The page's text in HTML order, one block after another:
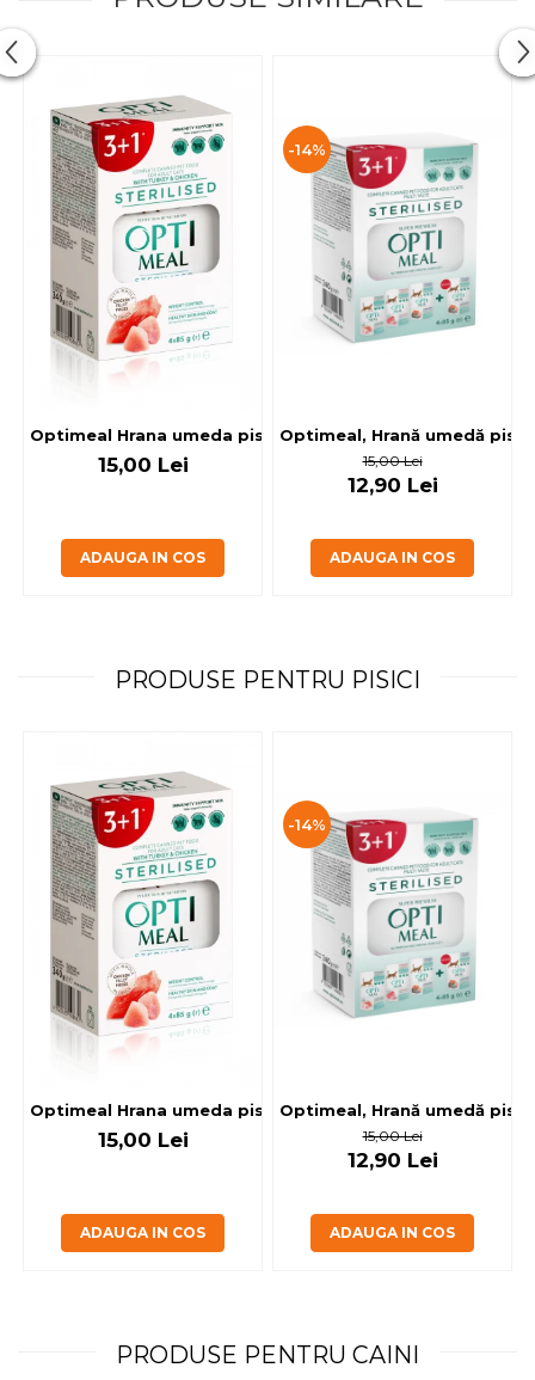
Optimeal Hrana umeda pisici
15,00 Lei
ADAUGA IN COS
-14%
Optimeal, Hrană umedă
15,00 Lei
12,90 Lei
ADAUGA IN COS
PRODUSE PENTRU PISICI
Optimeal Hrana umeda pisici
15,00 Lei
ADAUGA IN COS
-14%
Optimeal, Hrană umedă
15,00 Lei
12,90 Lei
ADAUGA IN COS
PRODUSE PENTRU CAINI